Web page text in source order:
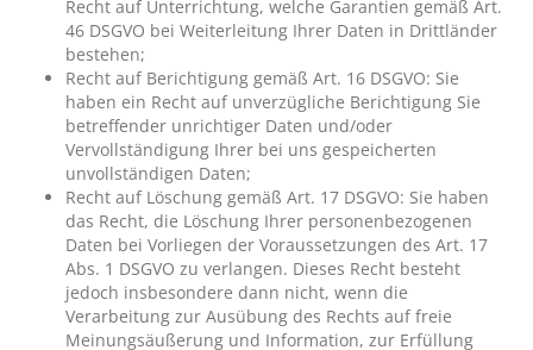
Recht auf Unterrichtung, welche Garantien gemäß Art.
46 DSGVO bei Weiterleitung Ihrer Daten in Drittländer
bestehen;
Recht auf Berichtigung gemäß Art. 16 DSGVO: Sie
haben ein Recht auf unverzügliche Berichtigung Sie
betreffender unrichtiger Daten und/oder
Vervollständigung Ihrer bei uns gespeicherten
unvollständigen Daten;
Recht auf Löschung gemäß Art. 17 DSGVO: Sie haben
das Recht, die Löschung Ihrer personenbezogenen
Daten bei Vorliegen der Voraussetzungen des Art. 17
Abs. 1 DSGVO zu verlangen. Dieses Recht besteht
jedoch insbesondere dann nicht, wenn die
Verarbeitung zur Ausübung des Rechts auf freie
Meinungsäußerung und Information, zur Erfüllung